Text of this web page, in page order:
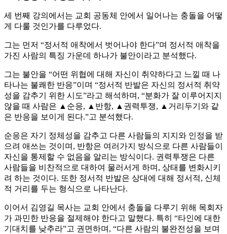
세 번째 강의에서는 교회 공동체 안에서 일어나는 충돌을 어떻
게 다룰 것인가를 다루었다.
그는 먼저 “정서적 애착에서 벗어나야 한다”며 정서적 애착을
가진 사람의 특징 가운데 하나가 불안이라고 분석했다.
그는 불안을 “어떤 위협에 대해 자신이 취약하다고 느낄 때 나
타나는 불쾌한 반응”이며 “정서적 반발은 자신의 정서적 취약
성을 감추기 위한 시도”라고 해석하며, “분화가 잘 이루어지지
않을 때 사람은 ▲순응, ▲반항, ▲권력투쟁, ▲거리두기와 같
은 반응을 보이게 된다.”고 분석했다.
순응은 자기 정체성을 감추고 다른 사람들의 지지와 인정을 받
으려 애쓰는 것이며, 반항은 여러가지 방식으로 다른 사람들이
자신을 통제할 수 없음을 알리는 방식이다. 권력투쟁은 다른
사람들을 비찬적으로 대하여 물러서게 하며, 상태를 변화시키
려 하는 것이다. 또한 정서적 반발은 상대에 대해 정서적, 신체
적 거리를 두는 형식으로 나타난다.
이어서 김영길 목사는 교회 안에서 충돌을 다루기 위해 목회자
가 과민한 반응을 절제해야 한다고 말했다. 특히 “타인에 대한
기대치를 낮추라”고 권면하며, “다른 사람의 불완전성을 보며